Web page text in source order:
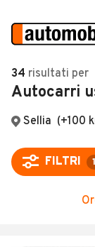
Auto
Auto
Auto Km
Auto
VENDI
MAGAZINE
ACCEDI
34 risultati per
Autocarri